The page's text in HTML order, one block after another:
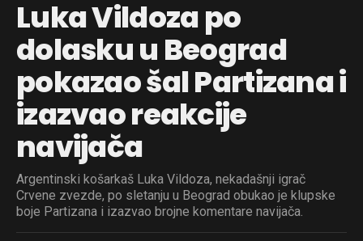
Luka Vildoza po
dolasku u Beograd
pokazao šal Partizana i
izazvao reakcije
navijača
Argentinski košarkaš Luka Vildoza, nekadašnji igrač
Crvene zvezde, po sletanju u Beograd obukao je klupske
boje Partizana i izazvao brojne komentare navijača.